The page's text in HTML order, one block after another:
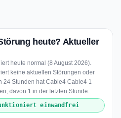
heute? Aktueller
heute normal (8 August 2026).
keine aktuellen Störungen oder
24 Stunden hat Cable4 Cable4 1
davon 1 in der letzten Stunde.
einwandfrei